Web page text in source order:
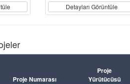
Detayları Görüntüle
Proje Numarası
Proje
Yürütücüsü